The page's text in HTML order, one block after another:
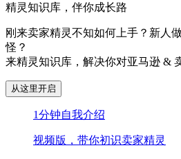
精灵知识库，伴你成长路
刚来卖家精灵不知如何上手？新人
怪？
来精灵知识库，解决你对亚马逊 &
从这里开启
1分钟自我介绍
视频版，带你初识卖家精灵